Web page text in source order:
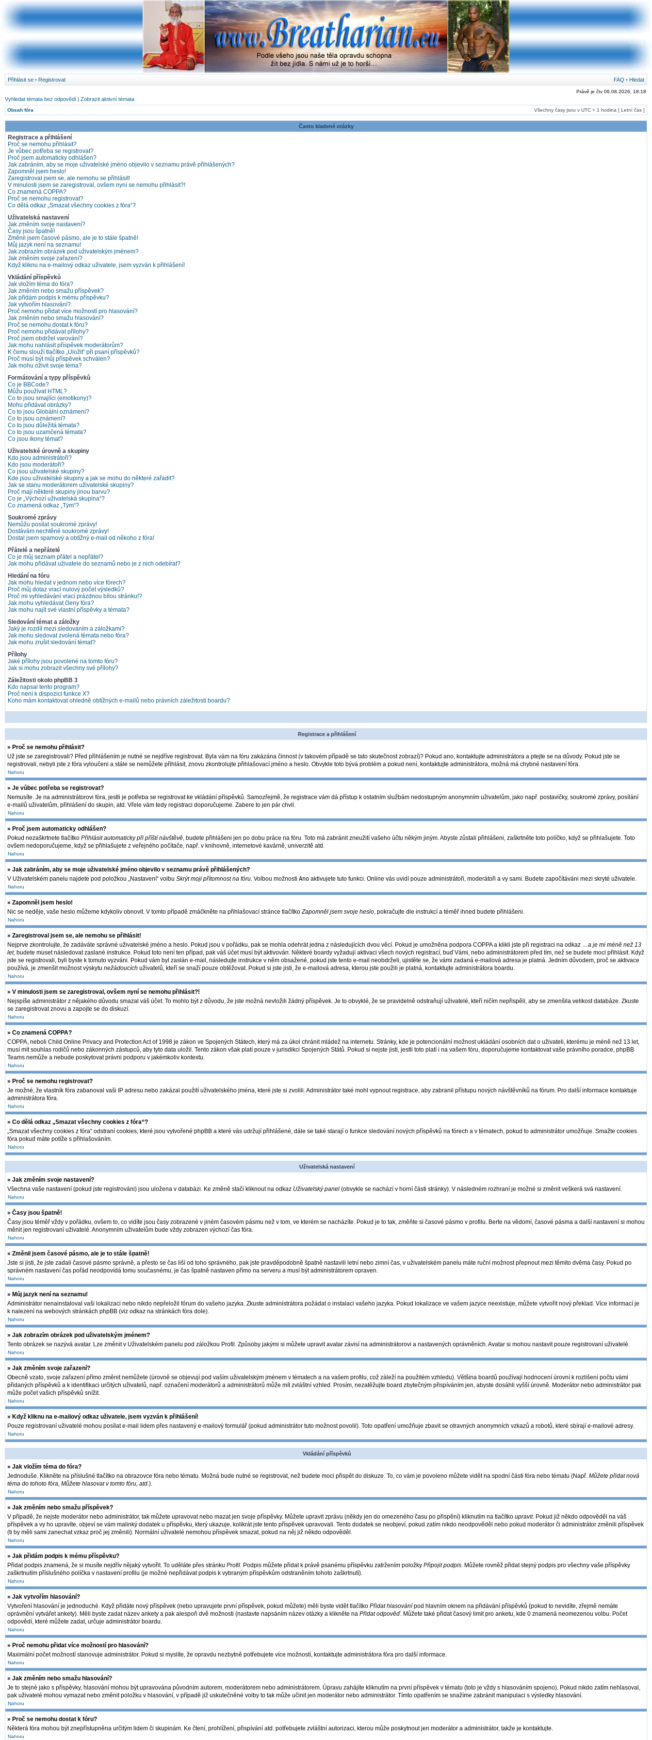
Přihlásit se • Registrovat FAQ • Hledat
Právě je čtv 06.08.2026, 18:18
Vyhledat témata bez odpovědí | Zobrazit aktivní témata
Obsah fóra Všechny časy jsou v UTC + 1 hodina [ Letní čas ]
Často kladené otázky
Registrace a přihlášení
Proč se nemohu přihlásit?
Je vůbec potřeba se registrovat?
Proč jsem automaticky odhlášen?
Jak zabráním, aby se moje uživatelské jméno objevilo v seznamu právě přihlášených?
Zapomněl jsem heslo!
Zaregistroval jsem se, ale nemohu se přihlásit!
V minulosti jsem se zaregistroval, ovšem nyní se nemohu přihlásit?!
Co znamená COPPA?
Proč se nemohu registrovat?
Co dělá odkaz „Smazat všechny cookies z fóra“?
Uživatelská nastavení
Jak změním svoje nastavení?
Časy jsou špatně!
Změnil jsem časové pásmo, ale je to stále špatně!
Můj jazyk není na seznamu!
Jak zobrazím obrázek pod uživatelským jménem?
Jak změním svoje zařazení?
Když kliknu na e-mailový odkaz uživatele, jsem vyzván k přihlášení!
Vkládání příspěvků
Jak vložím téma do fóra?
Jak změním nebo smažu příspěvek?
Jak přidám podpis k mému příspěvku?
Jak vytvořím hlasování?
Proč nemohu přidat více možností pro hlasování?
Jak změním nebo smažu hlasování?
Proč se nemohu dostat k fóru?
Proč nemohu přidávat přílohy?
Proč jsem obdržel varování?
Jak mohu nahlásit příspěvek moderátorům?
K čemu slouží tlačítko „Uložit“ při psaní příspěvků?
Proč musí být můj příspěvek schválen?
Jak mohu oživit svoje téma?
Formátování a typy příspěvků
Co je BBCode?
Můžu používat HTML?
Co to jsou smajlíci (emotikony)?
Mohu přidávat obrázky?
Co to jsou Globální oznámení?
Co to jsou oznámení?
Co to jsou důležitá témata?
Co to jsou uzamčená témata?
Co jsou ikony témat?
Uživatelské úrovně a skupiny
Kdo jsou administrátoři?
Kdo jsou moderátoři?
Co jsou uživatelské skupiny?
Kde jsou uživatelské skupiny a jak se mohu do některé zařadit?
Jak se stanu moderátorem uživatelské skupiny?
Proč mají některé skupiny jinou barvu?
Co je „Výchozí uživatelská skupina“?
Co znamená odkaz „Tým“?
Soukromé zprávy
Nemůžu posílat soukromé zprávy!
Dostávám nechtěné soukromé zprávy!
Dostal jsem spamový a obtížný e-mail od někoho z fóra!
Přátelé a nepřátelé
Co je můj seznam přátel a nepřátel?
Jak mohu přidávat uživatele do seznamů nebo je z nich odebírat?
Hledání na fóru
Jak mohu hledat v jednom nebo více fórech?
Proč můj dotaz vrací nulový počet výsledků?
Proč mi vyhledávání vrací prázdnou bílou stránku!?
Jak mohu vyhledávat členy fóra?
Jak mohu najít své vlastní příspěvky a témata?
Sledování témat a záložky
Jaký je rozdíl mezi sledováním a záložkami?
Jak mohu sledovat zvolená témata nebo fóra?
Jak mohu zrušit sledování témat?
Přílohy
Jaké přílohy jsou povolené na tomto fóru?
Jak si mohu zobrazit všechny své přílohy?
Záležitosti okolo phpBB 3
Kdo napsal tento program?
Proč není k dispozici funkce X?
Koho mám kontaktovat ohledně obtížných e-mailů nebo právních záležitostí boardu?
Registrace a přihlášení
» Proč se nemohu přihlásit?
Už jste se zaregistrovali? Před přihlášením je nutné se nejdříve registrovat. Byla vám na fóru zakázána činnost (v takovém případě se tato skutečnost zobrazí)? Pokud ano, kontaktujte administrátora a ptejte se na důvody. Pokud jste se
registrovali, nebyli jste z fóra vyloučeni a stále se nemůžete přihlásit, znovu zkontrolujte přihlašovací jméno a heslo. Obvykle toto bývá problém a pokud není, kontaktujte administrátora, možná má chybné nastavení fóra.
Nahoru
» Je vůbec potřeba se registrovat?
Nemusíte. Je na administrátorovi fóra, jestli je potřeba se registrovat ke vkládání příspěvků. Samozřejmě, že registrace vám dá přístup k ostatním službám nedostupným anonymním uživatelům, jako např. postavičky, soukromé zprávy, posílání
e-mailů uživatelům, přihlášení do skupin, atd. Vřele vám tedy registraci doporučujeme. Zabere to jen pár chvil.
Nahoru
» Proč jsem automaticky odhlášen?
Pokud nezaškrtnete tlačítko Přihlásit automaticky při příští návštěvě, budete přihlášeni jen po dobu práce na fóru. Toto má zabránit zneužití vašeho účtu někým jiným. Abyste zůstali přihlášeni, zaškrtněte toto políčko, když se přihlašujete. Toto
ovšem nedoporučujeme, když se přihlašujete z veřejného počítače, např. v knihovně, internetové kavárně, univerzitě atd.
Nahoru
» Jak zabráním, aby se moje uživatelské jméno objevilo v seznamu právě přihlášených?
V Uživatelském panelu najdete pod položkou „Nastavení“ volbu Skrýt moji přítomnost na fóru. Volbou možnosti Ano aktivujete tuto funkci. Online vás uvidí pouze administrátoři, moderátoři a vy sami. Budete započítáváni mezi skryté uživatele.
Nahoru
» Zapomněl jsem heslo!
Nic se neděje, vaše heslo můžeme kdykoliv obnovit. V tomto případě zmáčkněte na přihlašovací stránce tlačítkoZapomněl jsem svoje heslo, pokračujte dle instrukcí a téměř ihned budete přihlášeni.
Nahoru
» Zaregistroval jsem se, ale nemohu se přihlásit!
Nejprve zkontrolujte, že zadáváte správné uživatelské jméno a heslo. Pokud jsou v pořádku, pak se mohla odehrát jedna z následujících dvou věcí. Pokud je umožněna podpora COPPA a klikli jste při registraci na odkaz …a je mi méně než 13
let, budete muset následovat zaslané instrukce. Pokud toto není ten případ, pak váš účet musí být aktivován. Některé boardy vyžadují aktivaci všech nových registrací, buď Vámi, nebo administrátorem před tím, než se budete moci přihlásit. Když
jste se registrovali, byli byste k tomuto vyzváni. Pokud vám byl zaslán e-mail, následujte instrukce v něm obsažené, pokud jste tento e-mail neobdrželi, ujistěte se, že vámi zadaná e-mailová adresa je platná. Jedním důvodem, proč se aktivace
používá, je zmenšit možnost výskytu nežádoucích uživatelů, kteří se snaží pouze obtěžovat. Pokud si jste jisti, že e-mailová adresa, kterou jste použili je platná, kontaktujte administrátora boardu.
Nahoru
» V minulosti jsem se zaregistroval, ovšem nyní se nemohu přihlásit?!
Nejspíše administrátor z nějakého důvodu smazal váš účet. To mohlo být z důvodu, že jste možná nevložili žádný příspěvek. Je to obvyklé, že se pravidelně odstraňují uživatelé, kteří ničím nepřispěli, aby se zmenšila velikost databáze. Zkuste
se zaregistrovat znovu a zapojte se do diskuzí.
Nahoru
» Co znamená COPPA?
COPPA, neboli Child Online Privacy and Protection Act of 1998 je zákon ve Spojených Státech, který má za úkol chránit mládež na internetu. Stránky, kde je potencionální možnost ukládání osobních dat o uživateli, kterému je méně než 13 let,
musí mít souhlas rodičů nebo zákonných zástupců, aby tyto data uložil. Tento zákon však platí pouze v jurisdikci Spojených Států. Pokud si nejste jisti, jestli toto platí i na vašem fóru, doporučujeme kontaktovat vaše právního poradce, phpBB
Teams nemůže a nebude poskytovat právni podporu v jakémkoliv kontextu.
Nahoru
» Proč se nemohu registrovat?
Je možné, že vlastník fóra zabanoval vaši IP adresu nebo zakázal použití uživatelského jména, které jste si zvolili. Administrátor také mohl vypnout registrace, aby zabranil přístupu nových návštěvníků na fórum. Pro další informace kontaktuje
administrátora fóra.
Nahoru
» Co dělá odkaz „Smazat všechny cookies z fóra“?
„Smazat všechny cookies z fóra“ odstraní cookies, které jsou vytvořené phpBB a které vás udržují přihlášené, dále se také starají o funkce sledování nových příspěvků na fórech a v tématech, pokud to administrátor umožňuje. Smažte cookies
fóra pokud máte potíže s přihlašováním.
Nahoru
Uživatelská nastavení
» Jak změním svoje nastavení?
Všechna vaše nastavení (pokud jste registrováni) jsou uložena v databázi. Ke změně stačí kliknout na odkaz Uživatelský panel (obvykle se nachází v horní části stránky). V následném rozhraní je možné si změnit veškerá svá nastavení.
Nahoru
» Časy jsou špatně!
Časy jsou téměř vždy v pořádku, ovšem to, co vidíte jsou časy zobrazené v jiném časovém pásmu než v tom, ve kterém se nacházíte. Pokud je to tak, změňte si časové pásmo v profilu. Berte na vědomí, časové pásma a další nastavení si mohou
měnit jen registrovaní uživatelé. Anonymním uživatelům bude vždy zobrazen výchozí čas fóra.
Nahoru
» Změnil jsem časové pásmo, ale je to stále špatně!
Jste si jisti, že jste zadali časové pásmo správně, a přesto se čas liší od toho správného, pak jste pravděpodobně špatně nastavili letní nebo zimní čas, v uživatelském panelu máte ruční možnost přepnout mezi těmito dvěma časy. Pokud po
správném nastavení čas pořád neodpovídá tomu současnému, je čas špatně nastaven přímo na serveru a musí být administrátorem opraven.
Nahoru
» Můj jazyk není na seznamu!
Administrátor nenainstaloval vaši lokalizaci nebo nikdo nepřeložil fórum do vašeho jazyka. Zkuste administrátora požádat o instalaci vašeho jazyka. Pokud lokalizace ve vašem jazyce neexistuje, můžete vytvořit nový překlad. Více informací je
k nalezení na webových stránkách phpBB (viz odkaz na stránkách fóra dole).
Nahoru
» Jak zobrazím obrázek pod uživatelským jménem?
Tento obrázek se nazývá avatar. Lze změnit v Uživatelském panelu pod záložkou Profil. Způsoby jakými si můžete upravit avatar závisí na administrátorovi a nastavených oprávněních. Avatar si mohou nastavit pouze registrovaní uživatelé.
Nahoru
» Jak změním svoje zařazení?
Obecně vzato, svoje zařazení přímo změnit nemůžete (úrovně se objevují pod vaším uživatelským jménem v tématech a na vašem profilu, což záleží na použitém vzhledu). Většina boardů používají hodnocení úrovní k rozlišení počtu vámi
přidaných příspěvků a k identifikaci určitých uživatelů, např. označení moderátorů a administrátorů může mít zvláštní vzhled. Prosím, nezatěžujte board zbytečným přispíváním jen, abyste dosáhli vyšší úrovně. Moderátor nebo administrátor pak
může počet vašich příspěvků snížit.
Nahoru
» Když kliknu na e-mailový odkaz uživatele, jsem vyzván k přihlášení!
Pouze registrovaní uživatelé mohou posílat e-mail lidem přes nastavený e-mailový formulář (pokud administrátor tuto možnost povolil). Toto opatření umožňuje zbavit se otravných anonymních vzkazů a robotů, které sbírají e-mailové adresy.
Nahoru
Vkládání příspěvků
» Jak vložím téma do fóra?
Jednoduše. Klikněte na příslušné tlačítko na obrazovce fóra nebo tématu. Možná bude nutné se registrovat, než budete moci přispět do diskuze. To, co vám je povoleno můžete vidět na spodní části fóra nebo tématu (Např. Můžete přidat nová
téma do tohoto fóra, Můžete hlasovat v tomto fóru, atd.).
Nahoru
» Jak změním nebo smažu příspěvek?
V případě, že nejste moderátor nebo administrátor, tak můžete upravovat nebo mazat jen svoje příspěvky. Můžete upravit zprávu (někdy jen do omezeného času po přispění) kliknutím na tlačítko upravit. Pokud již někdo odpověděl na váš
příspěvek a vy ho upravíte, objeví se vám malinký dodatek u příspěvku, který ukazuje, kolikrát jste tento příspěvek upravovali. Tento dodatek se neobjeví, pokud zatím nikdo neodpověděl nebo pokud moderátor či administrátor změnili příspěvek
(ti by měli sami zanechat vzkaz proč jej změnili). Normální uživatelé nemohou příspěvek smazat, pokud na něj již někdo odpověděl.
Nahoru
» Jak přidám podpis k mému příspěvku?
Přidat podpis znamená, že si musíte nejdřív nějaký vytvořit. To uděláte přes stránku Profil. Podpis můžete přidat k právě psanému příspěvku zatržením položky Připojit podpis. Můžete rovněž přidat stejný podpis pro všechny vaše příspěvky
zaškrtnutím příslušného políčka v nastavení profilu (je možné nepřidávat podpis k vybraným příspěvkům odstraněním tohoto zaškrtnutí).
Nahoru
» Jak vytvořím hlasování?
Vytvoření hlasování je jednoduché. Když přidáte nový příspěvek (nebo upravujete první příspěvek, pokud můžete) měli byste vidět tlačítko Přidat hlasování pod hlavním oknem na přidávání příspěvků (pokud to nevidíte, zřejmě nemáte
oprávnění vytvářet ankety). Měli byste zadat název ankety a pak alespoň dvě možnosti (nastavte napsáním název otázky a klikněte na Přidat odpověď. Můžete také přidat časový limit pro anketu, kde 0 znamená neomezenou volbu. Počet
odpovědí, které můžete zadat, určuje administrátor boardu.
Nahoru
» Proč nemohu přidat více možností pro hlasování?
Maximální počet možností stanovuje administrátor. Pokud si myslíte, že opravdu nezbytně potřebujete více možností, kontaktujte administrátora fóra pro další informace.
Nahoru
» Jak změním nebo smažu hlasování?
Je to stejné jako s příspěvky, hlasování mohou být upravována původním autorem, moderátorem nebo administrátorem. Úpravu zahájíte kliknutím na první příspěvek v tématu (toto je vždy s hlasováním spojeno). Pokud nikdo zatím nehlasoval,
pak uživatelé mohou vymazat nebo změnit položku v hlasování, v případě již uskutečněné volby to tak může učinit jen moderátor nebo administrátor. Tímto opatřením se snažíme zabránit manipulaci s výsledky hlasování.
Nahoru
» Proč se nemohu dostat k fóru?
Některá fóra mohou být znepřístupněna určitým lidem či skupinám. Ke čtení, prohlížení, přispívání atd. potřebujete zvláštní autorizaci, kterou může poskytnout jen moderátor a administrátor, takže je kontaktujte.
Nahoru